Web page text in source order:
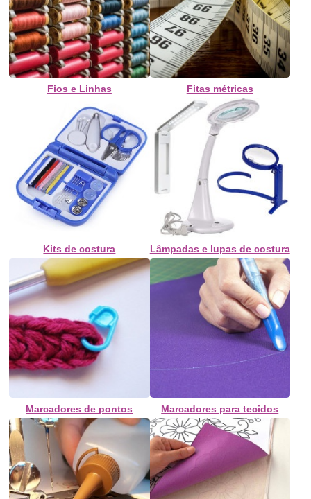
Fios e Linhas Fitas métricas
Kits de costura Lâmpadas e lupas de costura
Marcadores de pontos Marcadores para tecidos